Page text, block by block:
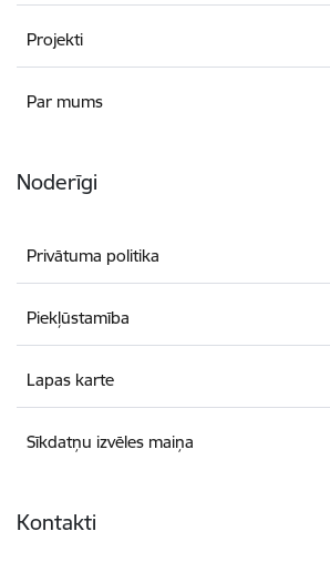
Projekti
Par mums
Noderīgi
Privātuma politika
Piekļūstamība
Lapas karte
Sīkdatņu izvēles maiņa
Kontakti